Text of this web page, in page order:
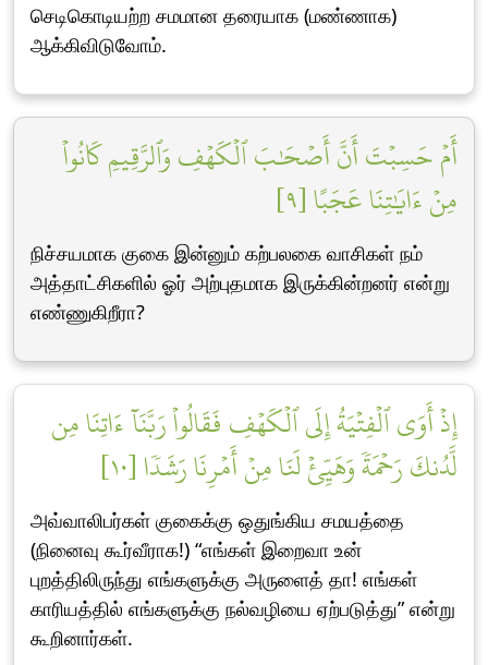
செடிகொடியற்ற சமமான தரையாக (மண்ணாக)
ஆக்கிவிடுவோம்.
أَمۡ حَسِبۡتَ أَنَّ أَصۡحَٰبَ ٱلۡكَهۡفِ وَٱلرَّقِيمِ كَانُواْ
مِنۡ ءَايَٰتِنَا عَجَبًا [٩]
நிச்சயமாக குகை இன்னும் கற்பலகை வாசிகள் நம்
அத்தாட்சிகளில் ஓர் அற்புதமாக இருக்கின்றனர் என்று
எண்ணுகிறீரா?
إِذۡ أَوَى ٱلۡفِتۡيَةُ إِلَى ٱلۡكَهۡفِ فَقَالُواْ رَبَّنَآ ءَاتِنَا مِن
لَّدُنكَ رَحۡمَةٗ وَهَيِّئۡ لَنَا مِنۡ أَمۡرِنَا رَشَدٗا [١٠]
அவ்வாலிபர்கள் குகைக்கு ஒதுங்கிய சமயத்தை
(நினைவு கூர்வீராக!) “எங்கள் இறைவா உன்
புறத்திலிருந்து எங்களுக்கு அருளைத் தா! எங்கள்
காரியத்தில் எங்களுக்கு நல்வழியை ஏற்படுத்து” என்று
கூறினார்கள்.